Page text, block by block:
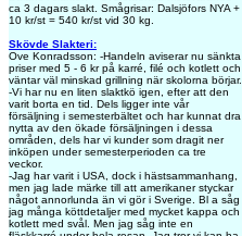
ca 3 dagars slakt. Smågrisar: Dalsjöfors NYA +
10 kr/st = 540 kr/st vid 30 kg.
Skövde Slakteri:
Ove Konradsson: -Handeln aviserar nu sänkta
priser med 5 - 6 kr på karré, filé och kotlett och
väntar väl minskad grillning när skolorna börjar.
-Vi har nu en liten slaktkö igen, efter att den
varit borta en tid. Dels ligger inte vår
försäljning i semesterbältet och har kunnat dra
nytta av den ökade försäljningen i dessa
områden, dels har vi kunder som dragit ner
inköpen under semesterperioden ca tre
veckor.
-Jag har varit i USA, dock i hästsammanhang,
men jag lade märke till att amerikaner styckar
något annorlunda än vi gör i Sverige. Bl a såg
jag många köttdetaljer med mycket kappa och
kotlett med svål. Men jag såg inte en